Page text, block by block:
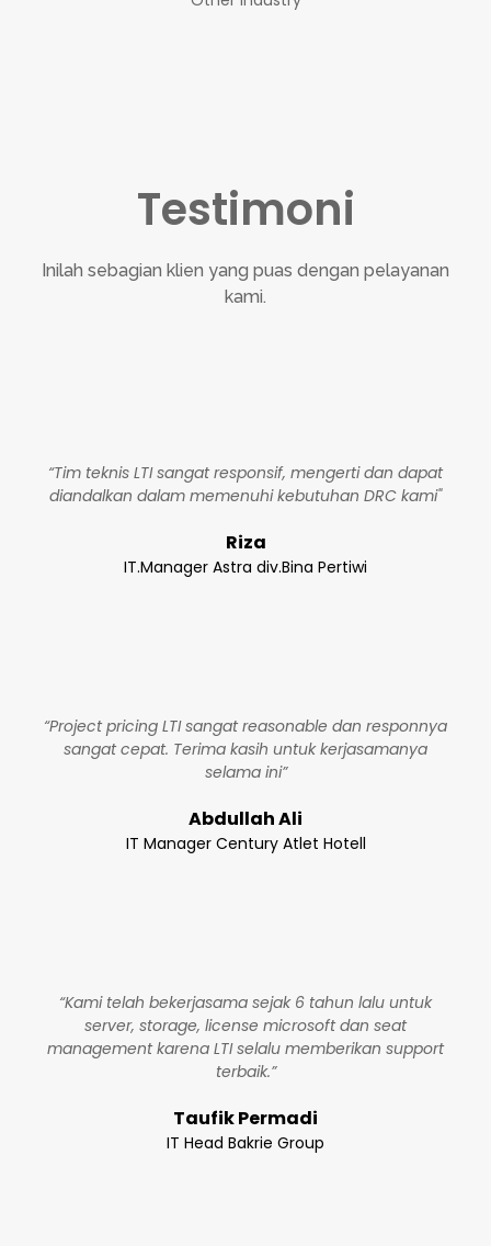
Testimoni
Inilah sebagian klien yang puas dengan pelayanan
kami.
“Tim teknis LTI sangat responsif, mengerti dan dapat
diandalkan dalam memenuhi kebutuhan DRC kami"
Riza
IT.Manager Astra div.Bina Pertiwi
“Project pricing LTI sangat reasonable dan responnya
sangat cepat. Terima kasih untuk kerjasamanya
selama ini”
Abdullah Ali
IT Manager Century Atlet Hotell
“Kami telah bekerjasama sejak 6 tahun lalu untuk
server, storage, license microsoft dan seat
management karena LTI selalu memberikan support
terbaik.”
Taufik Permadi
IT Head Bakrie Group